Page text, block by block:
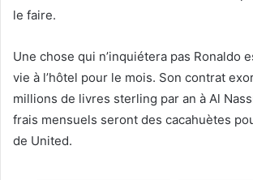
le faire.
Une chose qui n’inquiétera pas Ronaldo
vie à l’hôtel pour le mois. Son contrat
millions de livres sterling par an à Al
frais mensuels seront des cacahuètes
de United.